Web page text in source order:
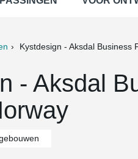
Kystdesign - Aksdal Business
- Aksdal